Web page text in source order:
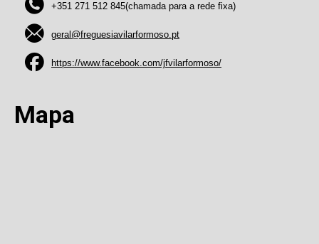
+351 271 512 845(chamada para a rede fixa)
geral@freguesiavilarformoso.pt
https://www.facebook.com/jfvilarformoso/
Mapa